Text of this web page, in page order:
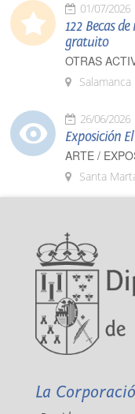
01/07/2026
122 Becas
gratuito
OTRAS
Salamanca
26/06/2026
Exposición
ARTE /
Santa
La